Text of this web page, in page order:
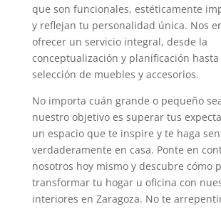
que son funcionales, estéticamente
y reflejan tu personalidad única. Nos
ofrecer un servicio integral, desde la
conceptualización y planificación
selección de muebles y accesorios.
No importa cuán grande o pequeño
nuestro objetivo es superar tus
un espacio que te inspire y te haga
verdaderamente en casa. Ponte en
nosotros hoy mismo y descubre cómo
transformar tu hogar u oficina con
interiores en Zaragoza. No te